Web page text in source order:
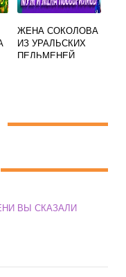
ЖЕНА СОКОЛОВА
ИЗ УРАЛЬСКИХ
ПЕЛЬМЕНЕЙ
ВЫ СКАЗАЛИ